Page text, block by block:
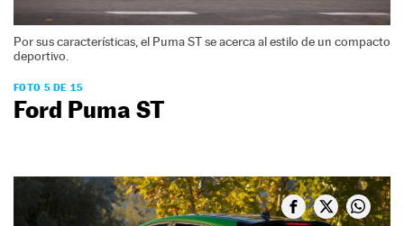
Por sus características, el Puma ST se acerca al estilo de un compacto
deportivo.
FOTO 5 DE 15
Ford Puma ST